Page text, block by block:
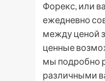
Форекс, или
ежедневно
между ценой
ценные
мы подробно
различными